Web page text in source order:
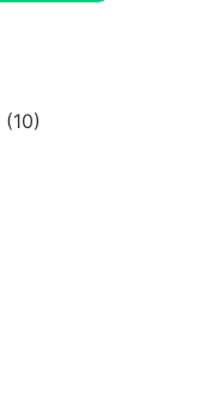
(10)